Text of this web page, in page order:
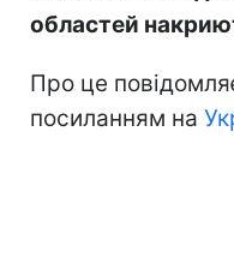
областей
Про це
посиланням на